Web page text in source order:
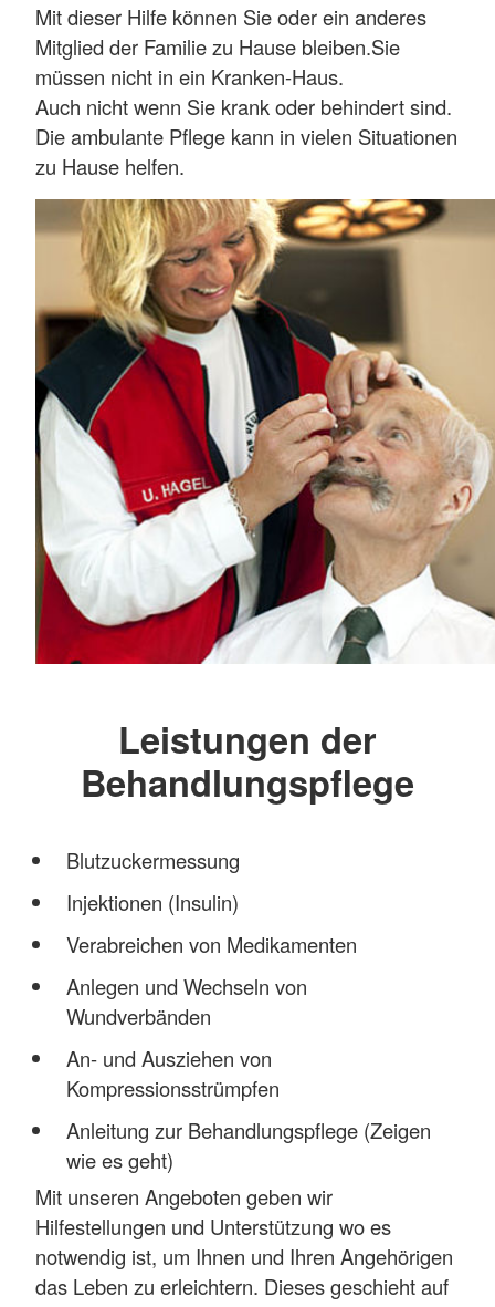
Mit dieser Hilfe können Sie oder ein anderes
Mitglied der Familie zu Hause bleiben.Sie
müssen nicht in ein Kranken-Haus.
Auch nicht wenn Sie krank oder behindert sind.
Die ambulante Pflege kann in vielen Situationen
zu Hause helfen.
Leistungen der
Behandlungspflege
Blutzuckermessung
Injektionen (Insulin)
Verabreichen von Medikamenten
Anlegen und Wechseln von
Wundverbänden
An- und Ausziehen von
Kompressionsstrümpfen
Anleitung zur Behandlungspflege (Zeigen
wie es geht)
Mit unseren Angeboten geben wir
Hilfestellungen und Unterstützung wo es
notwendig ist, um Ihnen und Ihren Angehörigen
das Leben zu erleichtern. Dieses geschieht auf